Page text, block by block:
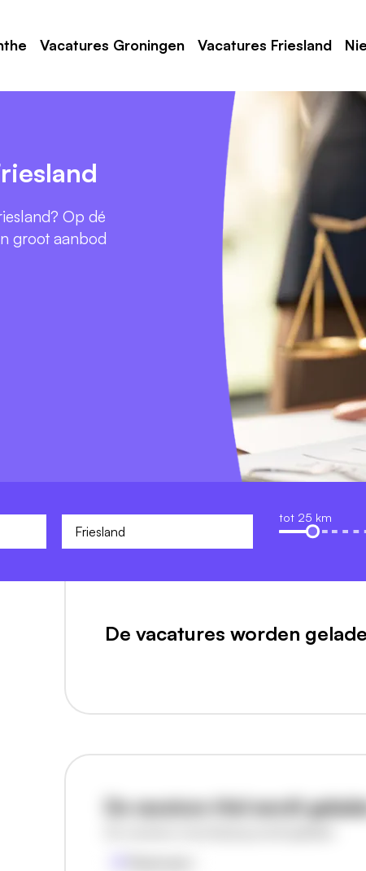
Vacatures Groningen Vacatures Friesland
Op dé
groot aanbod
tot 25 km
De vacatures worden
De vacature titel wordt